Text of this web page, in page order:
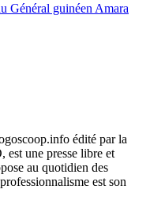
Général guinéen Amara
édité par la
est une presse libre et
au quotidien des
est son